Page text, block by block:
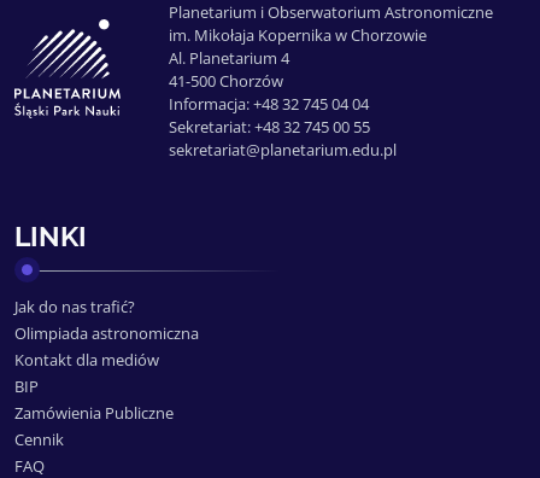
Planetarium i Obserwatorium Astronomiczne
im. Mikołaja Kopernika w Chorzowie
Al. Planetarium 4
41-500 Chorzów
Informacja: +48 32 745 04 04
Sekretariat: +48 32 745 00 55
sekretariat@planetarium.edu.pl
LINKI
Jak do nas trafić?
Olimpiada astronomiczna
Kontakt dla mediów
BIP
Zamówienia Publiczne
Cennik
FAQ